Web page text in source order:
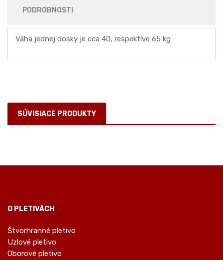
PODROBNOSTI
Váha jednej dosky je cca 40, respektíve 65 kg
SÚVISIACE PRODUKTY
O PLETIVÁCH
Štvorhranné pletivo
Uzlové pletivo
Oborové pletivo